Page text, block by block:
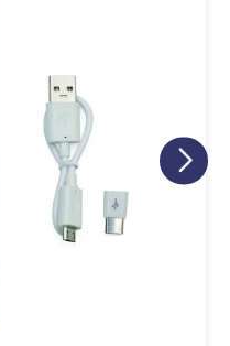
dados apenas para fins
suas preferências a